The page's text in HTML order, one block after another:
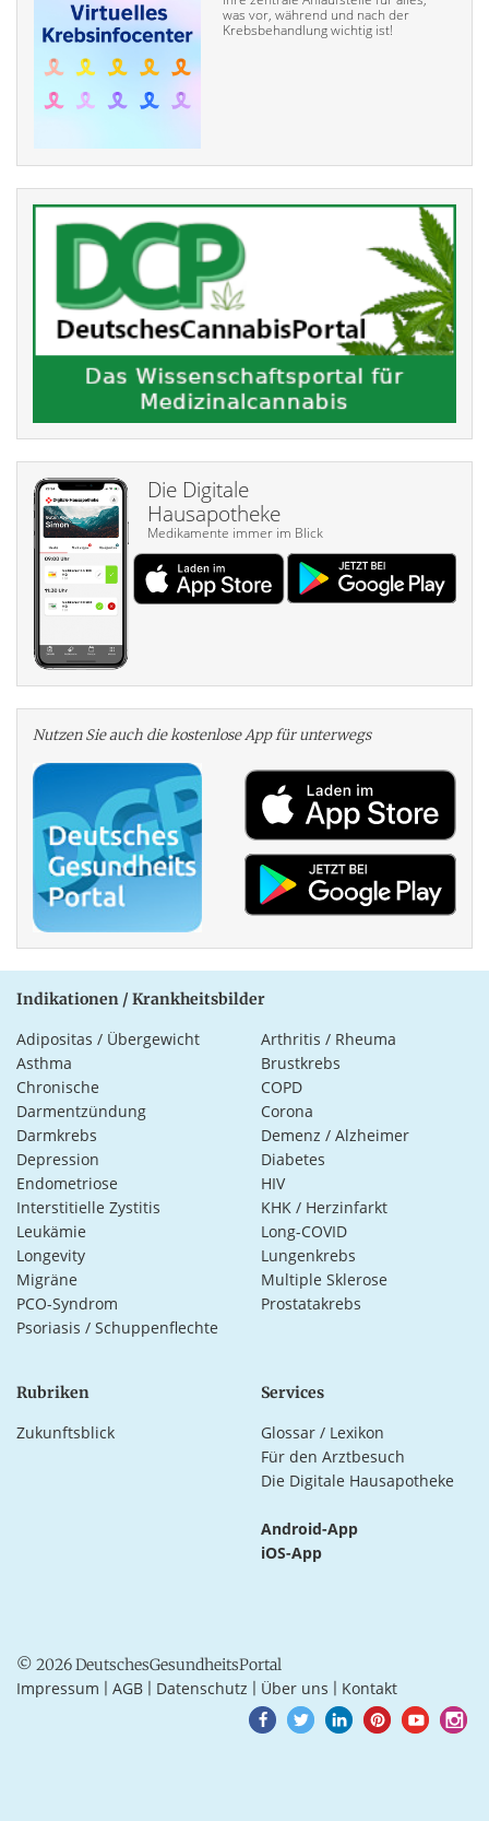
was vor, während und nach der
Krebsbehandlung wichtig ist!
Die Digitale
Hausapotheke
Medikamente immer im Blick
Nutzen Sie auch die kosten­lose App für unterwegs
Indikationen / Krankheitsbilder
Adipositas / Übergewicht
Arthritis / Rheuma
Asthma
Brustkrebs
Chronische
Darmentzündung
COPD
Corona
Darmkrebs
Demenz / Alzheimer
Depression
Diabetes
Endometriose
HIV
Interstitielle Zystitis
KHK / Herzinfarkt
Leukämie
Long-COVID
Longevity
Lungenkrebs
Migräne
Multiple Sklerose
PCO-Syndrom
Prostatakrebs
Psoriasis / Schuppenflechte
Rubriken
Zukunftsblick
Services
Glossar / Lexikon
Für den Arztbesuch
Die Digitale Hausapotheke
Android-App
iOS-App
© 2026 DeutschesGesundheitsPortal
Impressum AGB Datenschutz Über uns Kontakt